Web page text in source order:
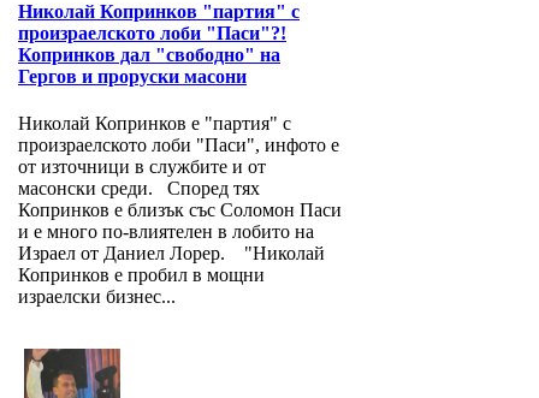
Николай Копринков "партия" с
произраелското лоби "Паси"?!
Копринков дал "свободно" на
Гергов и проруски масони
Николай Копринков е "партия" с
произраелското лоби "Паси", инфото е
от източници в службите и от
масонски среди. Според тях
Копринков е близък със Соломон Паси
и е много по-влиятелен в лобито на
Израел от Даниел Лорер. "Николай
Копринков е пробил в мощни
израелски бизнес...